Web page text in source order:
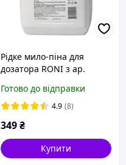
Рідке мило-піна для
дозатора RONI з ар.
5 л
Готово до відправки
4.9 (8)
349₴
Купити